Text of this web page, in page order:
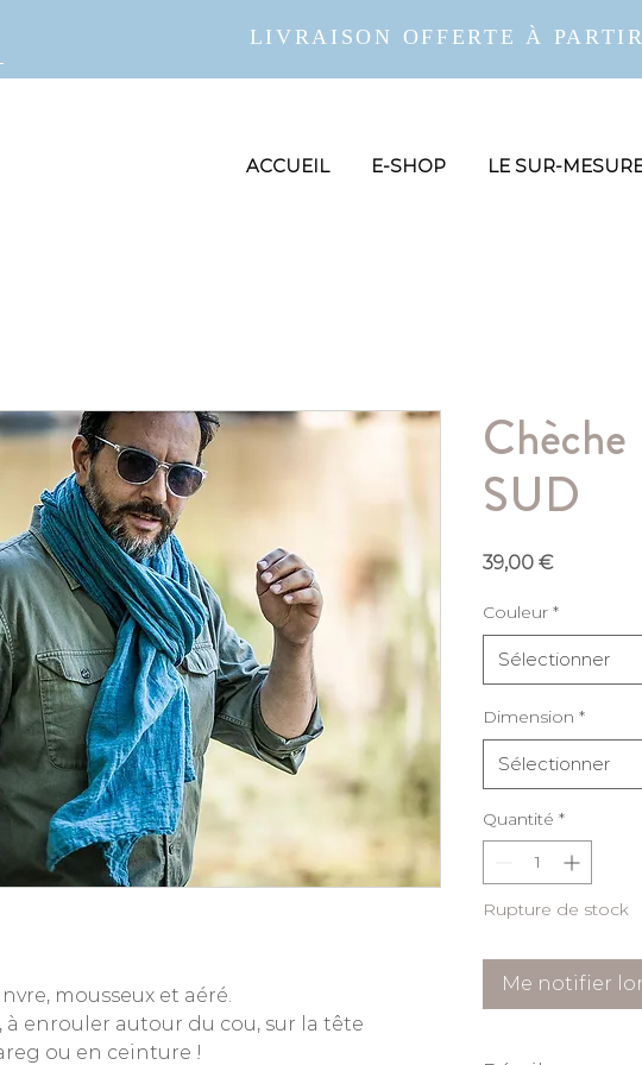
LIVRAISON OFFERTE À
ACCUEIL E-SHOP LE SUR-
mousseux et aéré.
enrouler autour du cou, sur la tête
ou en ceinture !
SUD
39,00 €Prix
Couleur *
Sélectionner
Dimension *
Sélectionner
Quantité *
Rupture de stock
Me notifier